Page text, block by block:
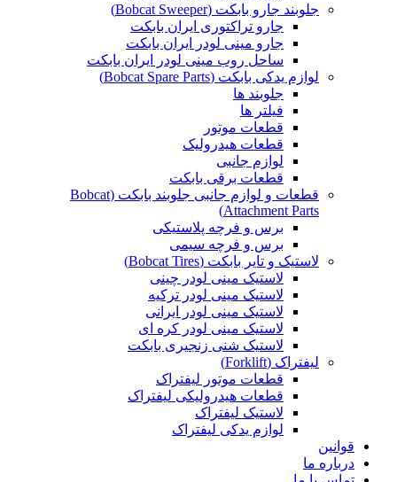
جلوبند جارو بابکت (Bobcat Sweeper)
جارو تراکتوری ایران بابکت
جارو مینی لودر ایران بابکت
ساحل روب مینی لودر ایران بابکت
لوازم یدکی بابکت (Bobcat Spare Parts)
جلوبند ها
فیلتر ها
قطعات موتور
قطعات هیدرولیک
لوازم جانبی
قطعات برقی بابکت
قطعات و لوازم جانبی جلوبند بابکت (Bobcat
Attachment Parts)
برس و فرچه پلاستیکی
برس و فرچه سیمی
لاستیک و تایر بابکت (Bobcat Tires)
لاستیک مینی لودر چینی
لاستیک مینی لودر ترکیه
لاستیک مینی لودر ایرانی
لاستیک مینی لودر کره ای
لاستیک شنی زنجیری بابکت
لیفتراک (Forklift)
قطعات موتور لیفتراک
قطعات هیدرولیکی لیفتراک
لاستیک لیفتراک
لوازم یدکی لیفتراک
قوانین
درباره ما